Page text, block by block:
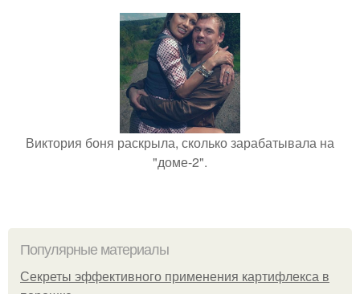
Виктория боня раскрыла, сколько зарабатывала на
"доме-2".
Популярные материалы
Секреты эффективного применения картифлекса в